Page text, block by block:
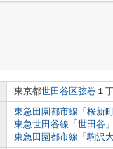
東京都世田谷区弦巻 １
東急田園都市線 「 桜新
東急世田谷線 「 世田谷
東急田園都市線 「駒沢